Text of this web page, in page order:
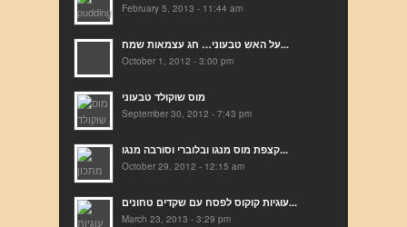
February 5, 2013 - 11:44 am
על האש טבעוני… חג עצמאות שמח...
October 1, 2012 - 3:00 pm
מוס שוקולד טבעוני
September 30, 2012 - 7:43 pm
קצפת מוס מנגו ובלוברי וסורבה מנגו...
October 29, 2012 - 12:15 am
עוגיות קוקוס לפסח עם שקדים טחונים...
March 23, 2013 - 3:29 pm